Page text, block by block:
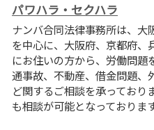
パワハラ・セクハラ
ナンバ合同法律事務所は、大
を中心に、大阪府、京都府、
にお住いの方から、労働問題
通事故、不動産、借金問題、
ど関するご相談を承っており
も相談が可能となっておりま